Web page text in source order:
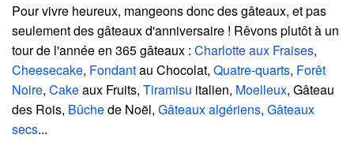
Pour vivre heureux, mangeons donc des gâteaux, et pas
seulement des gâteaux d'anniversaire ! Rêvons plutôt à un
tour de l'année en 365 gâteaux : Charlotte aux Fraises,
Cheesecake, Fondantau Chocolat, Quatre-quarts, Forêt
Noire, Cakeaux Fruits, Tiramisu italien, Moelleux, Gâteau
des Rois, Bûchede Noël, Gâteaux algériens, Gâteaux
secs...